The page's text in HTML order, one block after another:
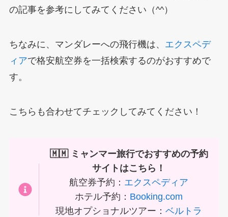
の記事を参考にしてみてください（^^）
ちなみに、マンダレーへの飛行機は、 エクスペデ
ィアで格安航空券を一括検索するのがおすすめで
す。
こちらも合わせてチェックしてみてください！
🇲🇲 ミャンマー旅行でおすすめの予約
サイトはこちら！
航空券予約： エクスペディア
ホテル予約： Booking.com
現地オプショナルツアー：ベルトラ